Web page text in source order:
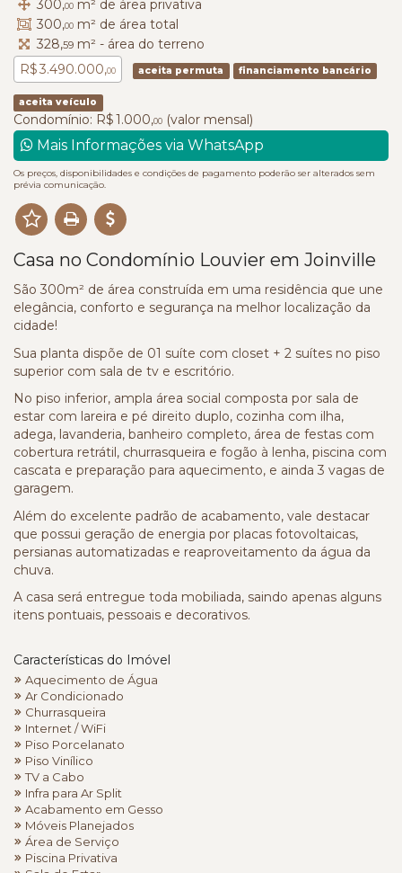
300,00 m² de área privativa
300,00 m² de área total
328,59 m² - área do terreno
R$ 3.490.000,00 aceita permuta financiamento bancário
aceita veículo
Condomínio: R$ 1.000,00 (valor mensal)
Mais Informações via WhatsApp
Os preços, disponibilidades e condições de pagamento poderão ser alterados sem
prévia comunicação.
Casa no Condomínio Louvier em Joinville
São 300m² de área construída em uma residência que une
elegância, conforto e segurança na melhor localização da
cidade!
Sua planta dispõe de 01 suíte com closet + 2 suítes no piso
superior com sala de tv e escritório.
No piso inferior, ampla área social composta por sala de
estar com lareira e pé direito duplo, cozinha com ilha,
adega, lavanderia, banheiro completo, área de festas com
cobertura retrátil, churrasqueira e fogão à lenha, piscina com
cascata e preparação para aquecimento, e ainda 3 vagas de
garagem.
Além do excelente padrão de acabamento, vale destacar
que possui geração de energia por placas fotovoltaicas,
persianas automatizadas e reaproveitamento da água da
chuva.
A casa será entregue toda mobiliada, saindo apenas alguns
itens pontuais, pessoais e decorativos.
Características do Imóvel
Aquecimento de Água
Ar Condicionado
Churrasqueira
Internet / WiFi
Piso Porcelanato
Piso Vinílico
TV a Cabo
Infra para Ar Split
Acabamento em Gesso
Móveis Planejados
Área de Serviço
Piscina Privativa